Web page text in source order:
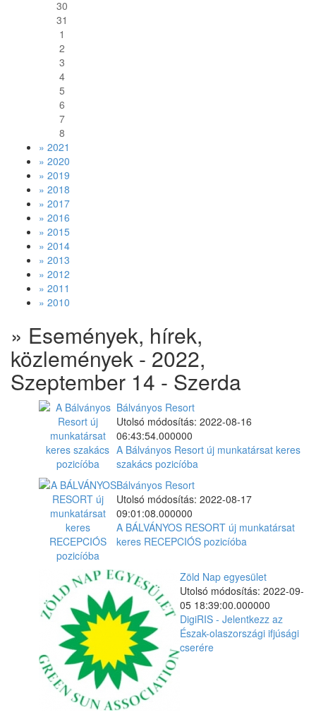
30
31
1
2
3
4
5
6
7
8
» 2021
» 2020
» 2019
» 2018
» 2017
» 2016
» 2015
» 2014
» 2013
» 2012
» 2011
» 2010
» Események, hírek,
közlemények - 2022,
Szeptember 14 - Szerda
Bálványos Resort
Utolsó módosítás: 2022-08-16
06:43:54.000000
A Bálványos Resort új munkatársat keres
szakács pozicíóba
Bálványos Resort
Utolsó módosítás: 2022-08-17
09:01:08.000000
A BÁLVÁNYOS RESORT új munkatársat
keres RECEPCIÓS pozicíóba
Zöld Nap egyesület
Utolsó módosítás: 2022-09-
05 18:39:00.000000
DigiRIS - Jelentkezz az
Észak-olaszországi ifjúsági
cserére